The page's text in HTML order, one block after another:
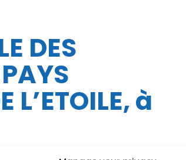
DES
L’ETOILE, à